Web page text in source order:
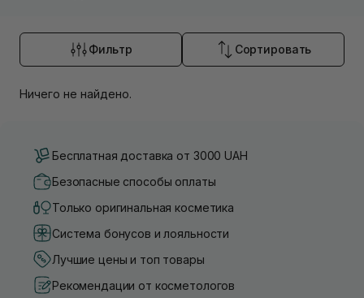
Фильтр Сортировать
Ничего не найдено.
Бесплатная доставка от 3000 UAH
Безопасные способы оплаты
Только оригинальная косметика
Система бонусов и лояльности
Лучшие цены и топ товары
Рекомендации от косметологов